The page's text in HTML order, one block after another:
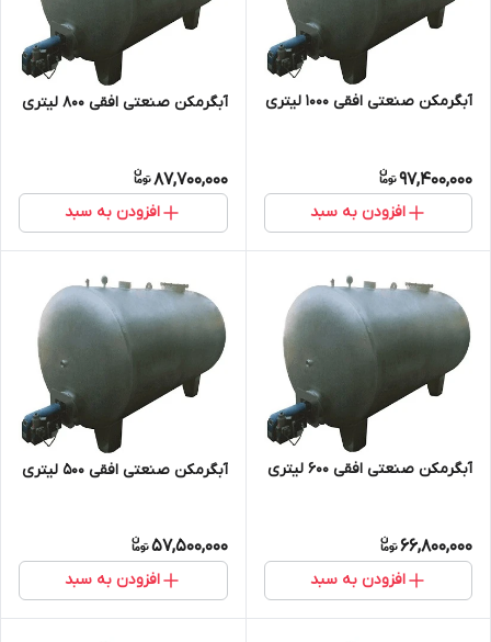
آبگرمکن صنعتی افقی 1000 لیتری
97,400,000
افزودن به سبد
آبگرمکن صنعتی افقی 800 لیتری
87,700,000
افزودن به سبد
آبگرمکن صنعتی افقی 600 لیتری
66,800,000
افزودن به سبد
آبگرمکن صنعتی افقی 500 لیتری
57,500,000
افزودن به سبد